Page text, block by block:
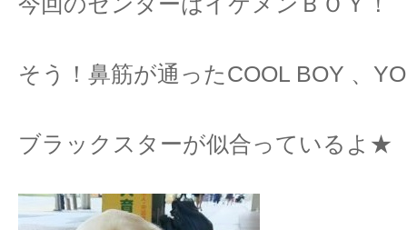
そう！鼻筋が通ったCOOL BOY 、
ブラックスターが似合っているよ★